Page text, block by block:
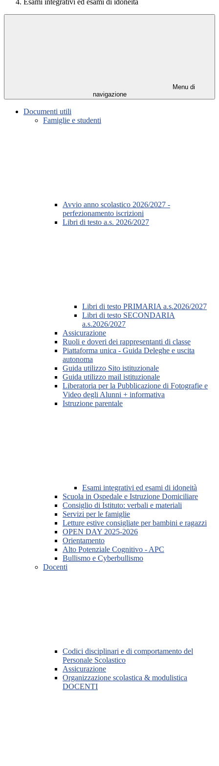
Esami integrativi ed esami di idoneità
Menu di
navigazione
Documenti utili
Famiglie e studenti
Avvio anno scolastico 2026/2027 -
perfezionamento iscrizioni
Libri di testo a.s. 2026/2027
Libri di testo PRIMARIA a.s.2026/2027
Libri di testo SECONDARIA
a.s.2026/2027
Assicurazione
Ruoli e doveri dei rappresentanti di classe
Piattaforma unica - Guida Deleghe e uscita
autonoma
Guida utilizzo Sito istituzionale
Guida utilizzo mail istituzionale
Liberatoria per la Pubblicazione di Fotografie e
Video degli Alunni + informativa
Istruzione parentale
Esami integrativi ed esami di idoneità
Scuola in Ospedale e Istruzione Domiciliare
Consiglio di Istituto: verbali e materiali
Servizi per le famiglie
Letture estive consigliate per bambini e ragazzi
OPEN DAY 2025-2026
Orientamento
Alto Potenziale Cognitivo - APC
Bullismo e Cyberbullismo
Docenti
Codici disciplinari e di comportamento del
Personale Scolastico
Assicurazione
Organizzazione scolastica & modulistica
DOCENTI